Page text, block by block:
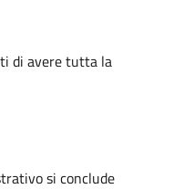
di avere tutta la
si conclude